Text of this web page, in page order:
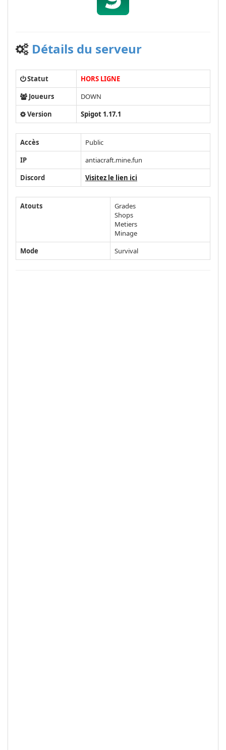
Détails du serveur
Statut
HORS LIGNE
Joueurs
DOWN
Version
Spigot 1.17.1
Accès
Public
IP
antiacraft.mine.fun
Discord
Visitez le lien ici
Atouts
Grades
Shops
Metiers
Minage
Mode
Survival